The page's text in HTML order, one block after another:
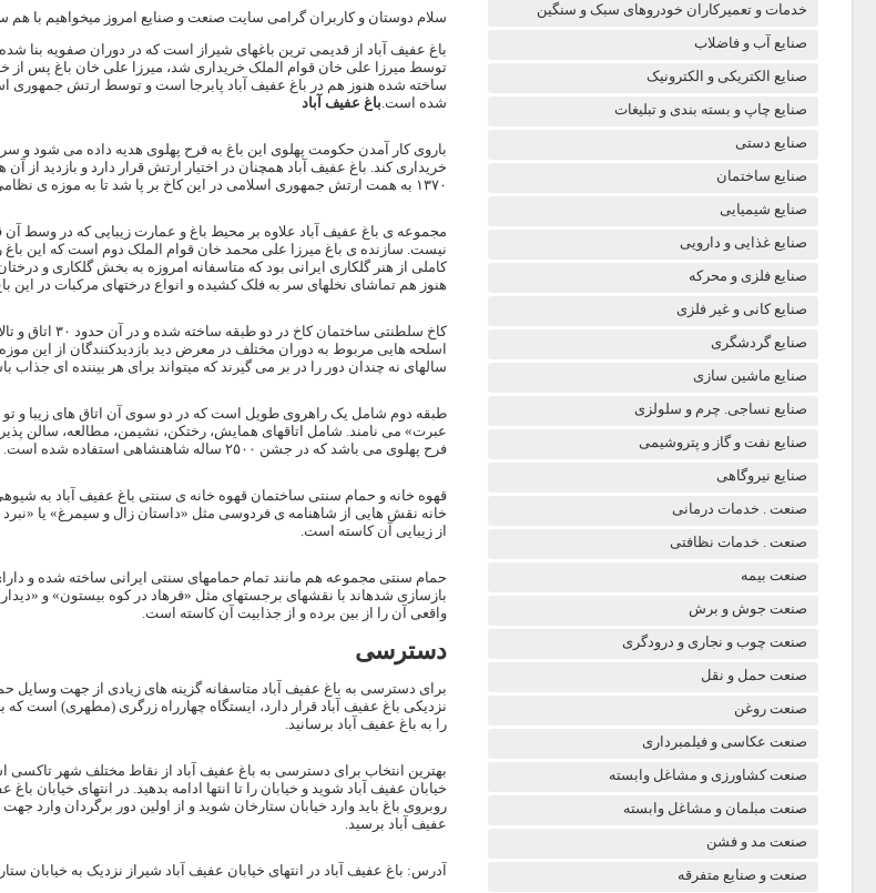
سلام دوستان و کاربران گرامی سایت صنعت و صنایع امروز میخواهیم با هم
باغ عفیف آباد از قدیمی ترین باغهای شیراز است که در دوران صفویه بنا
توسط میرزا علی خان قوام الملک خریداری شد، میرزا علی خان باغ پس از
ساخته شده هنوز هم در باغ عفیف آباد پابرجا است و توسط ارتش جمهوری
شده است.باغ عفیف آباد
خریداری کند. باغ عفیف آباد همچنان در اختیار ارتش قرار دارد و بازدید
۱۳۷۰ به همت ارتش جمهوری اسلامی در این کاخ بر پا شد تا به موزه ی نظامی شماره ۲ کشور تبدیل شود.
مجموعه ی باغ عفیف آباد علاوه بر محیط باغ و عمارت زیبایی که در وسط
کاملی از هنر گلکاری ایرانی بود که متاسفانه امروزه به بخش گلکاری و
هنوز هم تماشای نخلهای سر به فلک کشیده و انواع درختهای مرکبات در
کاخ سلطنتی
اسلحه هایی مربوط به دوران مختلف در معرض دید بازدیدکنندگان از این
سالهای نه چندان دور را در بر می گیرند که میتواند برای هر بیننده ای جذاب
طبقه دوم شامل یک راهروی طویل است که در دو سوی آن اتاق‌ های زیبا و تو در
عبرت» می نامند. شامل اتاقهای همایش، رختکن، نشیمن، مطالعه، سالن
فرح پهلوی می باشد که در جشن ۲۵۰۰ ساله شاهنشاهی استفاده شده است.
قهوه خانه و حمام سنتی ساختمان قهوه خانه ی سنتی باغ عفیف آباد به
خانه نقش هایی از شاهنامه ی فردوسی مثل «داستان زال و سیمرغ» یا
از زیبایی آن کاسته است.
حمام سنتی مجموعه هم مانند تمام حمامهای سنتی ایرانی ساخته شده و
بازسازی شدهاند با نقشهای برجستهای مثل «فرهاد در کوه بیستون» و
واقعی آن را از بین برده و از جذابیت آن کاسته است.
دسترسی
برای دسترسی به باغ عفیف آباد متاسفانه گزینه های زیادی از جهت وسایل
نزدیکی باغ عفیف آباد قرار دارد، ایستگاه چهارراه زرگری (مطهری) است که
را به باغ عفیف آباد برسانید.
بهترین انتخاب برای دسترسی به باغ عفیف آباد از نقاط مختلف شهر
خیابان عفیف آباد شوید و خیابان را تا انتها ادامه بدهید. در انتهای
عفیف آباد برسید.
آدرس: باغ عفیف آباد در انتهای خیابان عفیف آباد شیراز نزدیک به خیابان
خدمات و تعمیرکاران خودروهای سبک و سنگین
صنایع آب و فاضلاب
صنایع الکتریکی و الکترونیک
صنایع چاپ و بسته بندی و تبلیغات
صنایع دستی
صنایع ساختمان
صنایع شیمیایی
صنایع غذایی و دارویی
صنایع فلزی و محرکه
صنایع کانی و غیر فلزی
صنایع گردشگری
صنایع ماشین سازی
صنایع نساجی. چرم و سلولزی
صنایع نفت و گاز و پتروشیمی
صنایع نیروگاهی
صنعت . خدمات درمانی
صنعت . خدمات نظافتی
صنعت بیمه
صنعت جوش و برش
صنعت چوب و نجاری و درودگری
صنعت حمل و نقل
صنعت روغن
صنعت عکاسی و فیلمبرداری
صنعت کشاورزی و مشاغل وابسته
صنعت مبلمان و مشاغل وابسته
صنعت مد و فشن
صنعت و صنایع متفرقه